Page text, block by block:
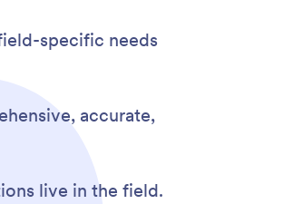
specific needs
accurate,
live in the field.